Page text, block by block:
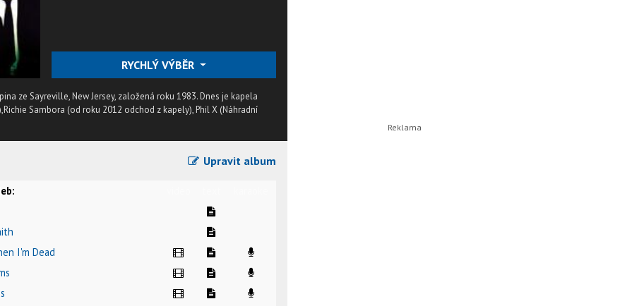
RYCHLÝ VÝBĚR
ze Sayreville, New Jersey, založená roku 1983. Dnes je kapela
Sambora (od roku 2012 odchod z kapely), Phil X (Náhradní
Upravit album
I'm Dead